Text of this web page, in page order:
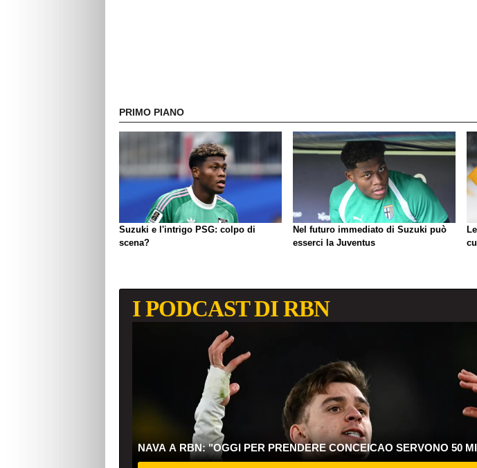
PRIMO PIANO
Suzuki e l'intrigo PSG: colpo di
scena?
Nel futuro immediato di Suzuki può
esserci la Juventus
I PODCAST DI RBN
NAVA A RBN: "OGGI PER PRENDERE CONCEICAO SERVONO 50